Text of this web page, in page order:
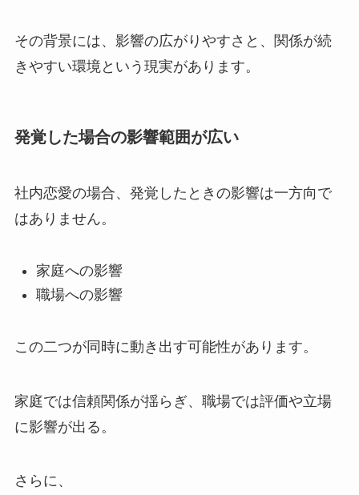
その背景には、影響の広がりやすさと、関係が続
きやすい環境という現実があります。
発覚した場合の影響範囲が広い
社内恋愛の場合、発覚したときの影響は一方向で
はありません。
家庭への影響
職場への影響
この二つが同時に動き出す可能性があります。
家庭では信頼関係が揺らぎ、職場では評価や立場
に影響が出る。
さらに、